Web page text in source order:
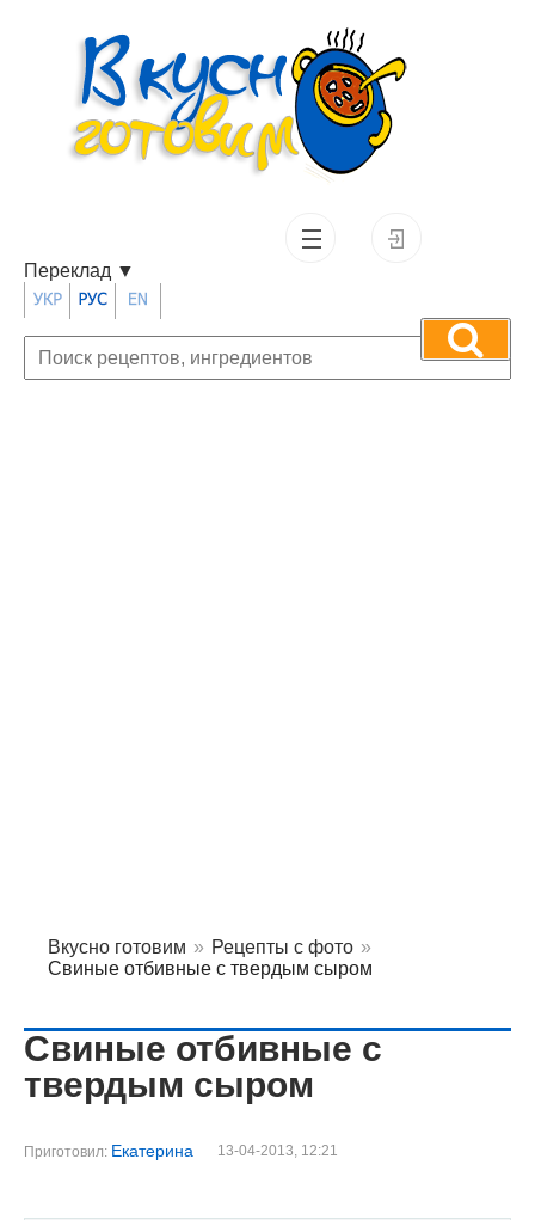
Переклад ▼
Вкусно готовим » Рецепты с фото »
Свиные отбивные с твердым сыром
Свиные отбивные с
твердым сыром
Приготовил: Екатерина 13-04-2013, 12:21